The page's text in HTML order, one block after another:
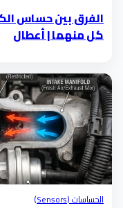
الفرق بين حساس
كل منهما | أعطال
الحساسات (Sensors)